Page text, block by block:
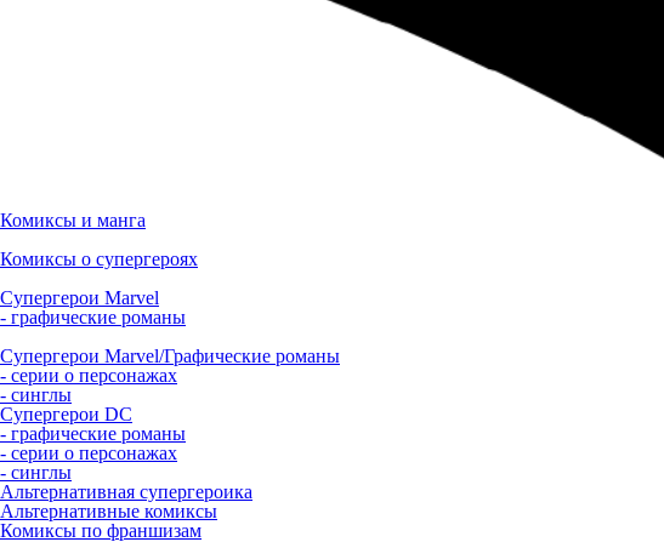
Комиксы и манга
Комиксы о супергероях
Супергерои Marvel
- графические романы
Супергерои Marvel/Графические романы
- серии о персонажах
- синглы
Супергерои DC
- графические романы
- серии о персонажах
- синглы
Альтернативная супергероика
Альтернативные комиксы
Комиксы по франшизам